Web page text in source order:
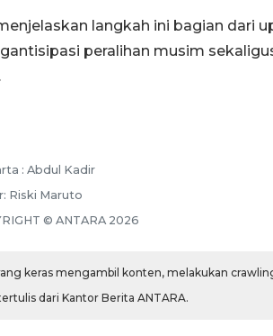
langkah ini bagian dari
peralihan musim
: Abdul Kadir
Riski Maruto
© ANTARA 2026
keras mengambil konten, melakukan
dari Kantor Berita ANTARA.